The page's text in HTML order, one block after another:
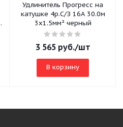
Удлинитель Прогресс на
катушке 4р.С/З 16A 30.0м
3x1.5мм² черный
3 565руб./шт
В корзину